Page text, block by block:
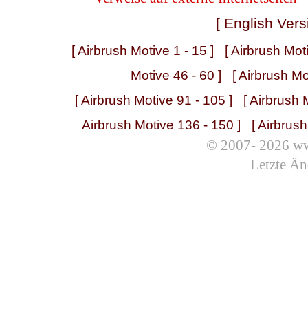
[ English
[ Airbrush Motive 1 - 15 ]
[ Airbrush
Motive 46 - 60 ]
[ Airbrush
[ Airbrush Motive 91 - 105 ]
[ Airbrush
Airbrush Motive 136 - 150 ]
[
© 2007- 2026
Letzte